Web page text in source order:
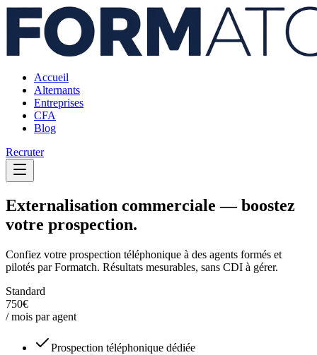
Accueil
Alternants
Entreprises
CFA
Blog
Recruter
Externalisation commerciale —boostez
votre prospection.
Confiez votre prospection téléphonique à des agents formés et
pilotés par Formatch. Résultats mesurables, sans CDI à gérer.
Standard
750€
/ mois par agent
Prospection téléphonique dédiée